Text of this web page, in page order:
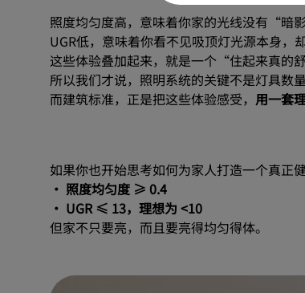
照度均匀度高，意味着你家的光线没有“暗
UGR低，意味着你看不见吸顶灯光源本身，
这些体验叠加起来，就是一个“住起来真的
所以我们才说，照明系统的关键不是灯具数
而建筑标准，正是把这些体验感受， 用一套
如果你也开始思考如何为家人打造一个真正
· 照度均匀度 ≥ 0.4
· UGR ≤ 13，理想为 <10
但家不只要亮，而且要亮得均匀得体。